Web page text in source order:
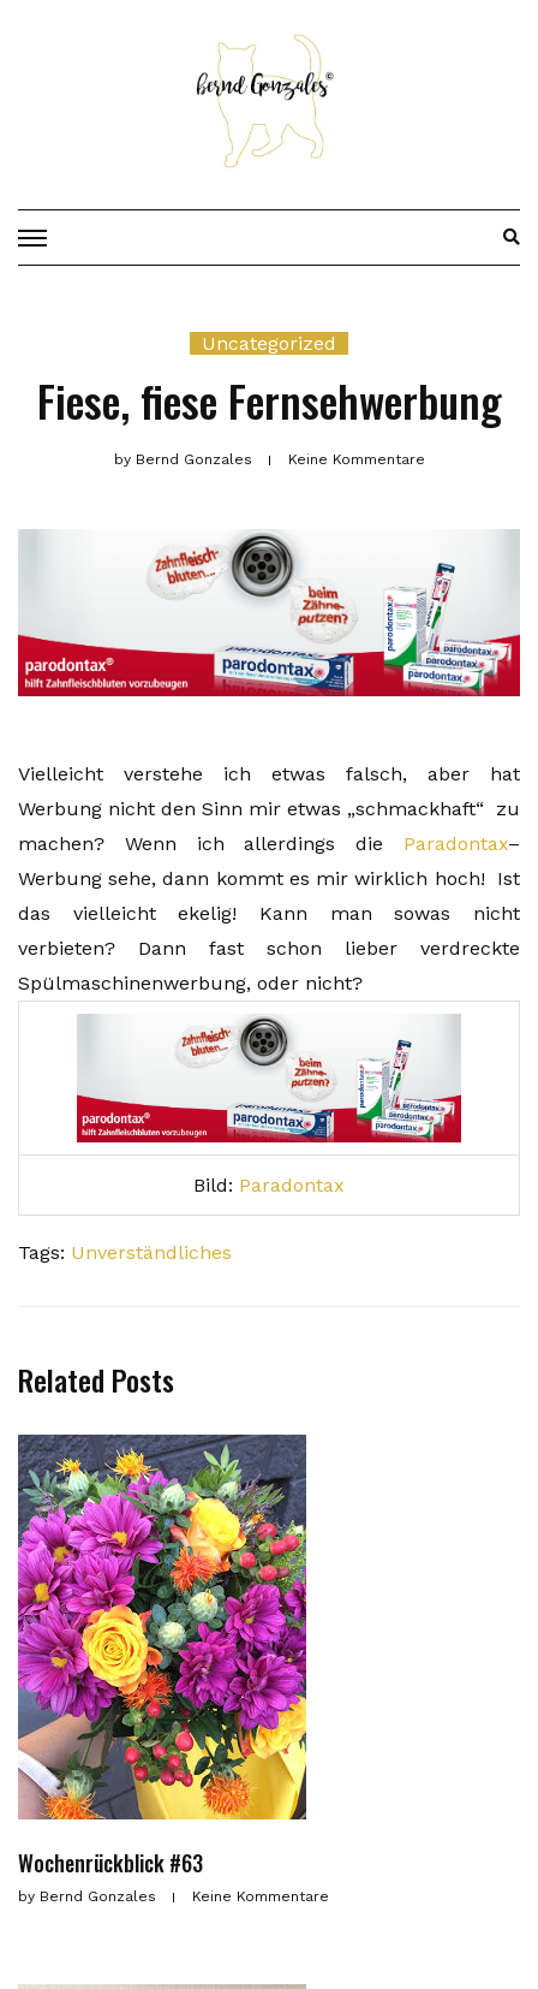
Uncategorized
Fiese, fiese Fernsehwerbung
byBernd Gonzales Keine Kommentare
Vielleicht verstehe ich etwas falsch, aber hat
Werbung nicht den Sinn mir etwas „schmackhaft“ zu
machen? Wenn ich allerdings die Paradontax–
Werbung sehe, dann kommt es mir wirklich hoch! Ist
das vielleicht ekelig! Kann man sowas nicht
verbieten? Dann fast schon lieber verdreckte
Spülmaschinenwerbung, oder nicht?
Bild: Paradontax
Tags: Unverständliches
Related Posts
Wochenrückblick #63
by Bernd Gonzales Keine Kommentare